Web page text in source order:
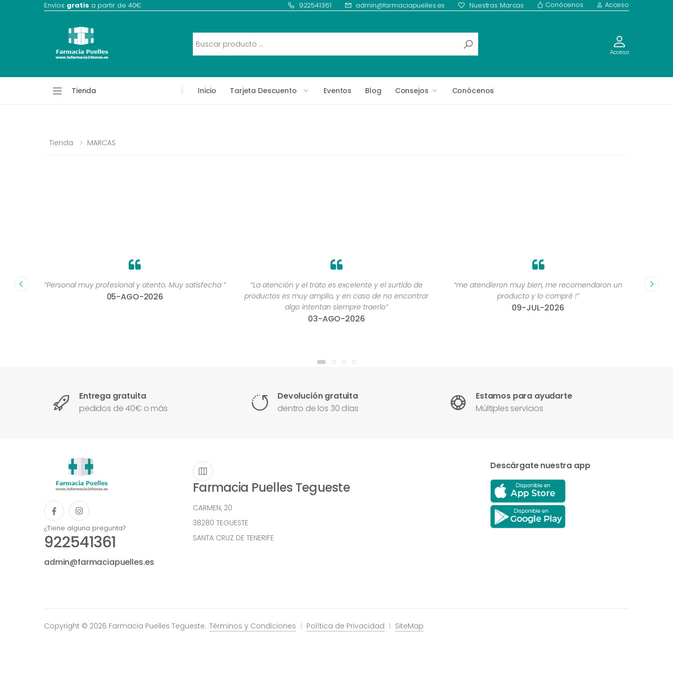
Envíos gratis a partir de 40€ 922541361 admin@farmaciapuelles.es Nuestras Marcas Conócenos Acceso
Acceso
Tienda Inicio Tarjeta Descuento Eventos Blog Consejos Conócenos
Tienda MARCAS
muy “Personal muy profesional y atento. Muy satisfecha ”
05-AGO-2026
“La atención y el trato es excelente y el surtido de
productos es muy amplio, y en caso de no encontrar
algo intentan siempre traerlo”
03-AGO-2026
“me atendieron muy bien, me recomendaron un
producto y lo compré !”
09-JUL-2026
Entrega gratuita
pedidos de 40€ o más
Devolución gratuita
dentro de los 30 días
Estamos para ayudarte
Múltiples servicios
¿Tiene alguna pregunta?
922541361
admin@farmaciapuelles.es
Farmacia Puelles Tegueste
CARMEN, 20
38280 TEGUESTE
SANTA CRUZ DE TENERIFE
Descárgate nuestra app
Copyright © 2026 Farmacia Puelles Tegueste. Términos y Condiciones Política de Privacidad SiteMap